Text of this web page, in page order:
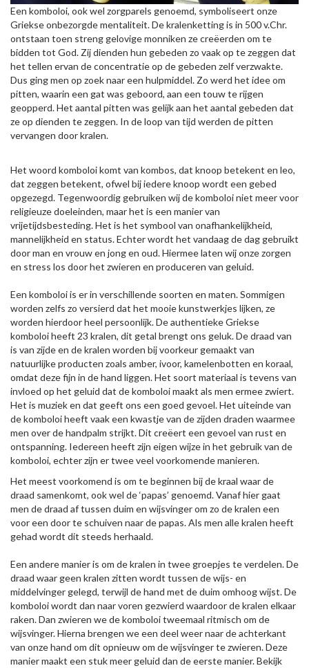
Een komboloi, ook wel zorgparels genoemd, symboliseert onze
Griekse onbezorgde mentaliteit. De kralenketting is in 500 v.Chr.
ontstaan toen streng gelovige monniken ze creëerden om te
bidden tot God. Zij dienden hun gebeden zo vaak op te zeggen dat
het tellen ervan de concentratie op de gebeden zelf verzwakte.
Dus ging men op zoek naar een hulpmiddel. Zo werd het idee om
pitten, waarin een gat was geboord, aan een touw te rijgen
geopperd. Het aantal pitten was gelijk aan het aantal gebeden dat
ze op dienden te zeggen. In de loop van tijd werden de pitten
vervangen door kralen.
Het woord komboloi komt van kombos, dat knoop betekent en leo,
dat zeggen betekent, ofwel bij iedere knoop wordt een gebed
opgezegd. Tegenwoordig gebruiken wij de komboloi niet meer voor
religieuze doeleinden, maar het is een manier van
vrijetijdsbesteding. Het is het symbool van onafhankelijkheid,
mannelijkheid en status. Echter wordt het vandaag de dag gebruikt
door man en vrouw en jong en oud. Hiermee laten wij onze zorgen
en stress los door het zwieren en produceren van geluid.
Een komboloi is er in verschillende soorten en maten. Sommigen
worden zelfs zo versierd dat het mooie kunstwerkjes lijken, ze
worden hierdoor heel persoonlijk. De authentieke Griekse
komboloi heeft 23 kralen, dit getal brengt ons geluk. De draad van
is van zijde en de kralen worden bij voorkeur gemaakt van
natuurlijke producten zoals amber, ivoor, kamelenbotten en koraal,
omdat deze fijn in de hand liggen. Het soort materiaal is tevens van
invloed op het geluid dat de komboloi maakt als men ermee zwiert.
Het is muziek en dat geeft ons een goed gevoel. Het uiteinde van
de komboloi heeft vaak een kwastje van de zijden draden waarmee
men over de handpalm strijkt. Dit creëert een gevoel van rust en
ontspanning. Iedereen heeft zijn eigen wijze in het gebruik van de
komboloi, echter zijn er twee veel voorkomende manieren.
Het meest voorkomend is om te beginnen bij de kraal waar de
draad samenkomt, ook wel de ‘papas’ genoemd. Vanaf hier gaat
men de draad af tussen duim en wijsvinger om zo de kralen een
voor een door te schuiven naar de papas. Als men alle kralen heeft
gehad wordt dit steeds herhaald.
Een andere manier is om de kralen in twee groepjes te verdelen. De
draad waar geen kralen zitten wordt tussen de wijs- en
middelvinger gelegd, terwijl de hand met de duim omhoog wijst. De
komboloi wordt dan naar voren gezwierd waardoor de kralen elkaar
raken. Dan zwieren we de komboloi tweemaal ritmisch om de
wijsvinger. Hierna brengen we een deel weer naar de achterkant
van onze hand om dit opnieuw om de wijsvinger te zwieren. Deze
manier maakt een stuk meer geluid dan de eerste manier. Bekijk